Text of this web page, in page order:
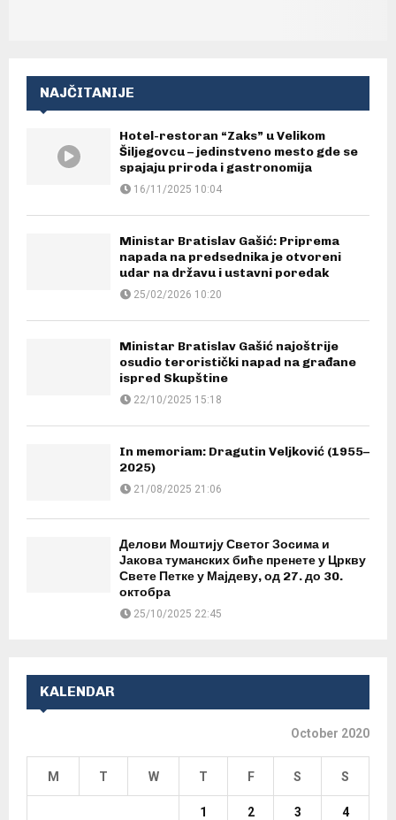
NAJČITANIJE
Hotel-restoran “Zaks” u Velikom
Šiljegovcu – jedinstveno mesto gde se
spajaju priroda i gastronomija
16/11/2025 10:04
Ministar Bratislav Gašić: Priprema
napada na predsednika je otvoreni
udar na državu i ustavni poredak
25/02/2026 10:20
Ministar Bratislav Gašić najoštrije
osudio teroristički napad na građane
ispred Skupštine
22/10/2025 15:18
In memoriam: Dragutin Veljković (1955–
2025)
21/08/2025 21:06
Делови Моштију Светог Зосима и
Јакова туманских биће пренете у Цркву
Свете Петке у Мајдеву, од 27. до 30.
октобра
25/10/2025 22:45
KALENDAR
October 2020
M T W T F S S
1 2 3 4